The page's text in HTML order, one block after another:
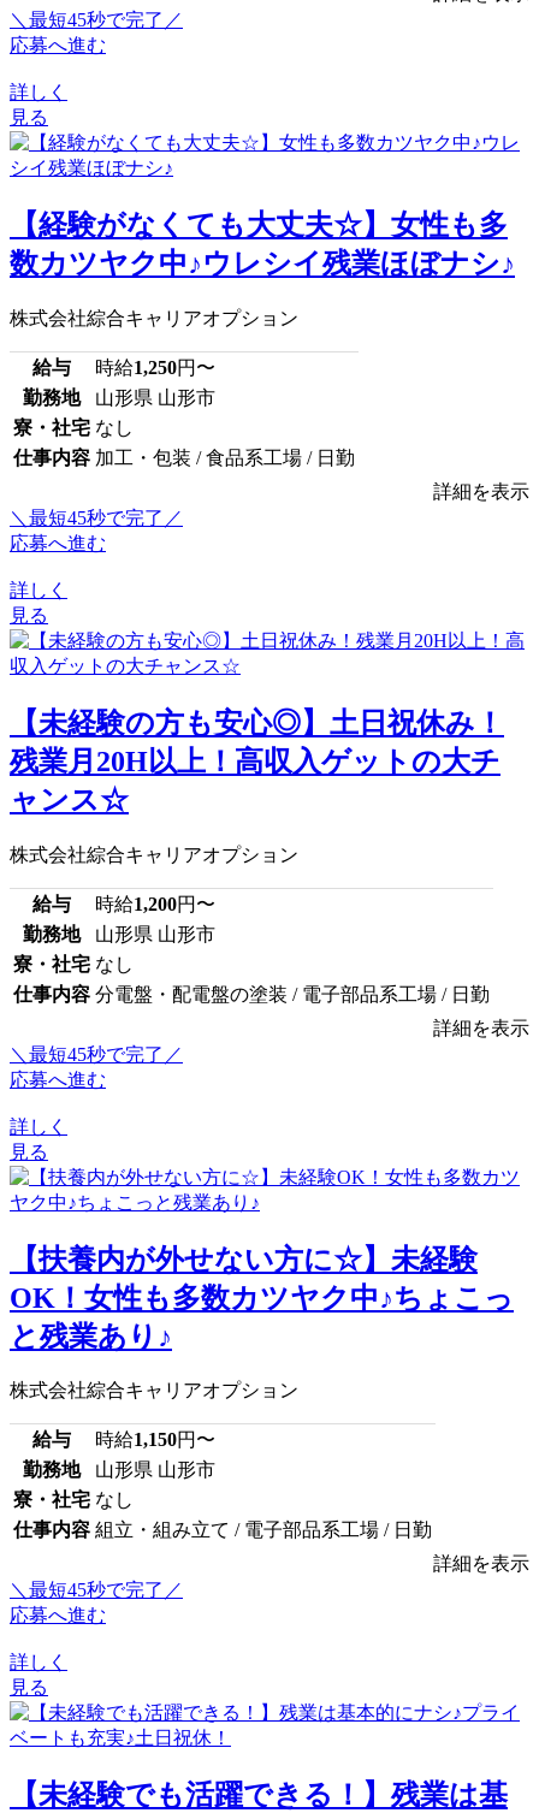
＼最短45秒で完了／
応募へ進む
詳しく
見る
【経験がなくても大丈夫☆】女性も多
数カツヤク中♪ウレシイ残業ほぼナシ♪
株式会社綜合キャリアオプション
給与 時給1,250円〜
勤務地
山形県 山形市
寮・社宅 なし
仕事内容 加工・包装 / 食品系工場 / 日勤
詳細を表示
＼最短45秒で完了／
応募へ進む
詳しく
見る
【未経験の方も安心◎】土日祝休み！
残業月20H以上！高収入ゲットの大チ
ャンス☆
株式会社綜合キャリアオプション
給与 時給1,200円〜
勤務地
山形県 山形市
寮・社宅 なし
仕事内容 分電盤・配電盤の塗装 / 電子部品系工場 / 日勤
詳細を表示
＼最短45秒で完了／
応募へ進む
詳しく
見る
【扶養内が外せない方に☆】未経験
OK！女性も多数カツヤク中♪ちょこっ
と残業あり♪
株式会社綜合キャリアオプション
給与 時給1,150円〜
勤務地
山形県 山形市
寮・社宅 なし
仕事内容 組立・組み立て / 電子部品系工場 / 日勤
詳細を表示
＼最短45秒で完了／
応募へ進む
詳しく
見る
【未経験でも活躍できる！】残業は基